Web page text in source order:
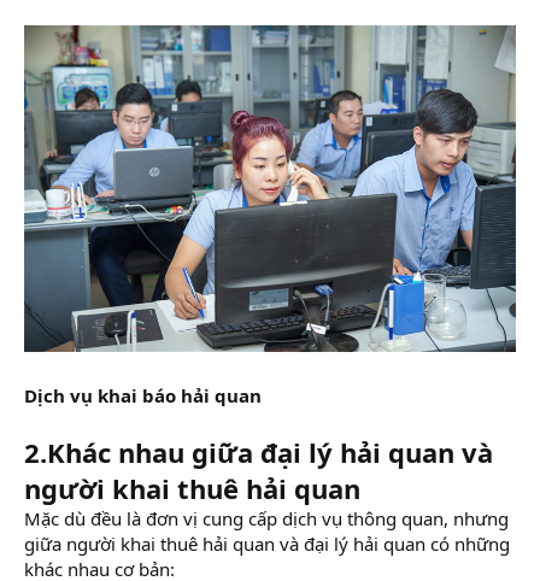
Dịch vụ khai báo hải quan
2.Khác nhau giữa đại lý hải quan và
người khai thuê hải quan
Mặc dù đều là đơn vị cung cấp dịch vụ thông quan, nhưng
giữa người khai thuê hải quan và đại lý hải quan có những
khác nhau cơ bản: